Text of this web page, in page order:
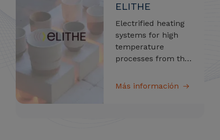
ELITHE
Electrified heating
systems for high
temperature
processes from the
Más información